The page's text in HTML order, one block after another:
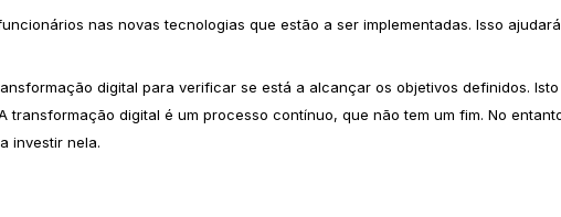
nas novas tecnologias que estão a ser implementadas. Isso
digital para verificar se está a alcançar os objetivos definidos.
digital é um processo contínuo, que não tem um fim. No
investir nela.